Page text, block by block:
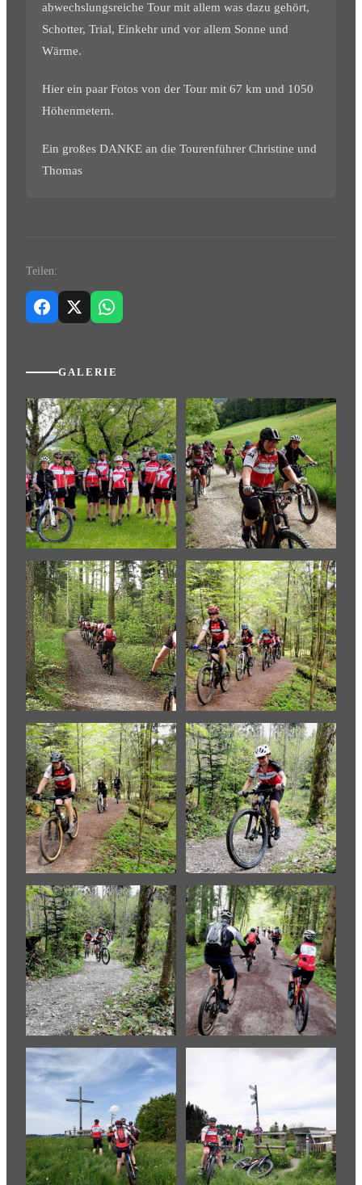
abwechslungsreiche Tour mit allem was dazu gehört,
Schotter, Trial, Einkehr und vor allem Sonne und
Wärme.
Hier ein paar Fotos von der Tour mit 67 km und 1050
Höhenmetern.
Ein großes DANKE an die Tourenführer Christine und
Thomas
Teilen:
GALERIE